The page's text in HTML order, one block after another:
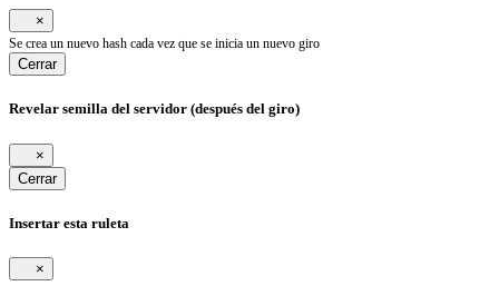
×
Se crea un nuevo hash cada vez que se inicia un nuevo giro
Cerrar
Revelar semilla del servidor (después del giro)
×
Cerrar
Insertar esta ruleta
×